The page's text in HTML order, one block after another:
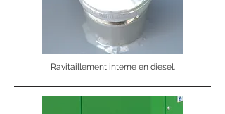
Ravitaillement interne en diesel.